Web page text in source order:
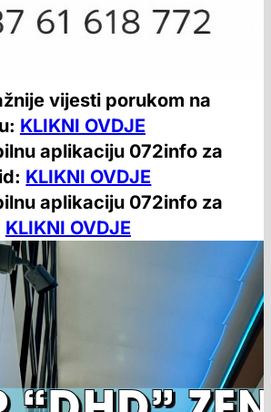
vijesti porukom na
KLIKNI OVDJE
aplikaciju 072info za
KLIKNI OVDJE
aplikaciju 072info za
KLIKNI OVDJE